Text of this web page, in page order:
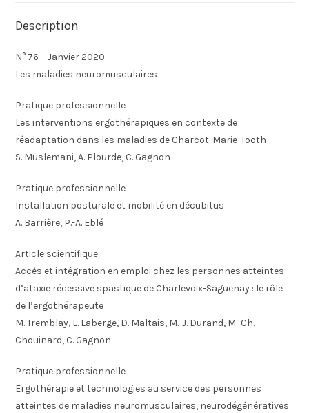
Description
N° 76 – Janvier 2020
Les maladies neuromusculaires
Pratique professionnelle
Les interventions ergothérapiques en contexte de
réadaptation dans les maladies de Charcot-Marie-Tooth
S. Muslemani, A. Plourde, C. Gagnon
Pratique professionnelle
Installation posturale et mobilité en décubitus
A. Barrière, P.-A. Eblé
Article scientifique
Accès et intégration en emploi chez les personnes atteintes
d’ataxie récessive spastique de Charlevoix-Saguenay : le rôle
de l’ergothérapeute
M. Tremblay, L. Laberge, D. Maltais, M.-J. Durand, M.-Ch.
Chouinard, C. Gagnon
Pratique professionnelle
Ergothérapie et technologies au service des personnes
atteintes de maladies neuromusculaires, neurodégénératives